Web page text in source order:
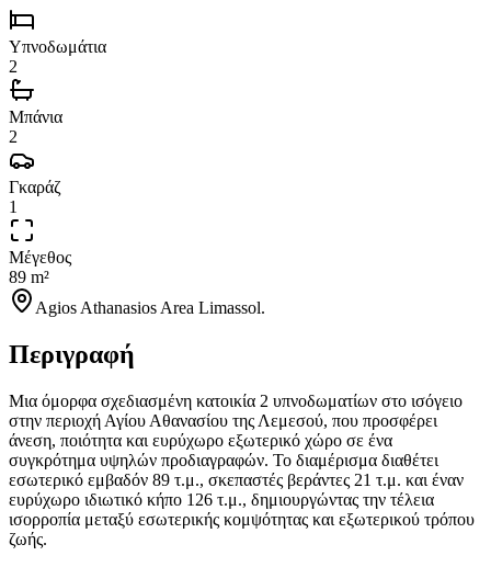
Υπνοδωμάτια
2
Μπάνια
2
Γκαράζ
1
Μέγεθος
89 m²
Agios Athanasios Area Limassol.
Περιγραφή
Μια όμορφα σχεδιασμένη κατοικία 2 υπνοδωματίων στο ισόγειο
στην περιοχή Αγίου Αθανασίου της Λεμεσού, που προσφέρει
άνεση, ποιότητα και ευρύχωρο εξωτερικό χώρο σε ένα
συγκρότημα υψηλών προδιαγραφών. Το διαμέρισμα διαθέτει
εσωτερικό εμβαδόν 89 τ.μ., σκεπαστές βεράντες 21 τ.μ. και έναν
ευρύχωρο ιδιωτικό κήπο 126 τ.μ., δημιουργώντας την τέλεια
ισορροπία μεταξύ εσωτερικής κομψότητας και εξωτερικού τρόπου
ζωής.